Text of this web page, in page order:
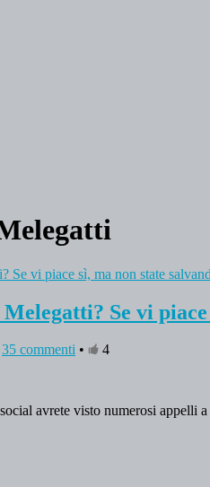
Se vi
35 commenti •
4
avrete visto numerosi